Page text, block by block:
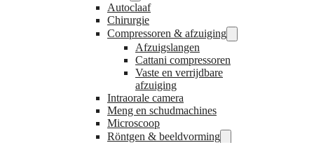
Autoclaaf
Chirurgie
Compressoren & afzuiging
Afzuigslangen
Cattani compressoren
Vaste en verrijdbare
afzuiging
Intraorale camera
Meng en schudmachines
Microscoop
Röntgen & beeldvorming